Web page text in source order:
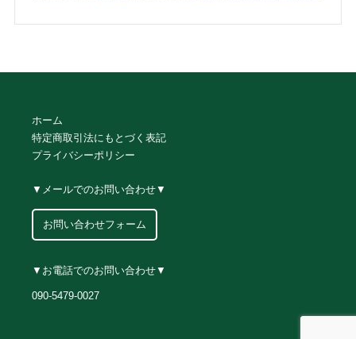
ホーム
特定商取引法にもとづく表記
プライバシーポリシー
▼メールでのお問い合わせ▼
お問い合わせフォーム
▼お電話でのお問い合わせ▼
090-5479-0027